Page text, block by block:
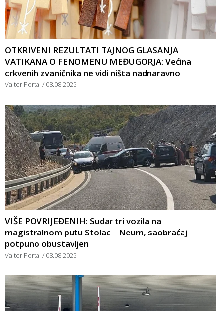
OTKRIVENI REZULTATI TAJNOG GLASANJA
VATIKANA O FENOMENU MEĐUGORJA: Većina
crkvenih zvaničnika ne vidi ništa nadnaravno
Valter Portal 08.08.2026
VIŠE POVRIJEĐENIH: Sudar tri vozila na
magistralnom putu Stolac – Neum, saobraćaj
potpuno obustavljen
Valter Portal 08.08.2026